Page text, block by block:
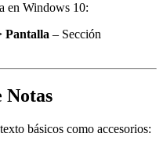
en Windows 10:
Pantalla – Sección
Notas
básicos como accesorios: